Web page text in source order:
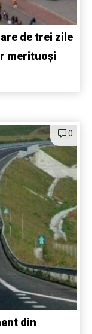
de trei zile
merituoși
0
din